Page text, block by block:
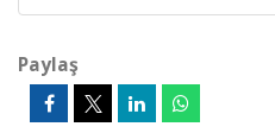
Paylaş